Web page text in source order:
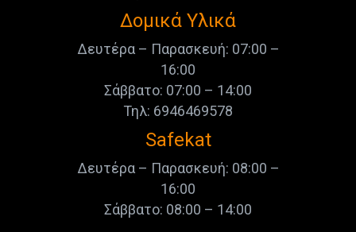
Δομικά Υλικά
Δευτέρα – Παρασκευή: 07:00 –
16:00
Σάββατο: 07:00 – 14:00
Τηλ: 6946469578
Safekat
Δευτέρα – Παρασκευή: 08:00 –
16:00
Σάββατο: 08:00 – 14:00